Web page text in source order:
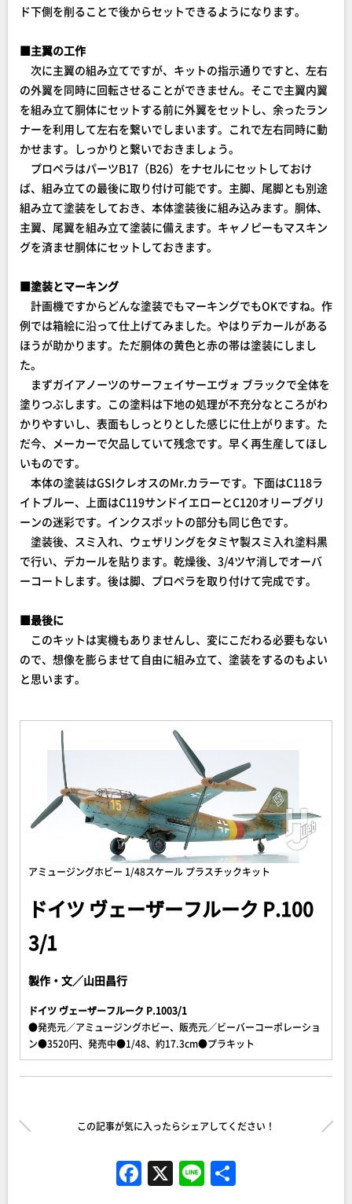
ド下側を削ることで後からセットできるようになります。
■主翼の工作
次に主翼の組み立てですが、キットの指示通りですと、左右
の外翼を同時に回転させることができません。そこで主翼内翼
を組み立て胴体にセットする前に外翼をセットし、余ったラン
ナーを利用して左右を繋いでしまいます。これで左右同時に動
かせます。しっかりと繋いでおきましょう。
プロペラはパーツB17（B26）をナセルにセットしておけ
ば、組み立ての最後に取り付け可能です。主脚、尾脚とも別途
組み立て塗装をしておき、本体塗装後に組み込みます。胴体、
主翼、尾翼を組み立て塗装に備えます。キャノピーもマスキン
グを済ませ胴体にセットしておきます。
■塗装とマーキング
計画機ですからどんな塗装でもマーキングでもOKですね。作
例では箱絵に沿って仕上げてみました。やはりデカールがある
ほうが助かります。ただ胴体の黄色と赤の帯は塗装にしまし
た。
まずガイアノーツのサーフェイサーエヴォ ブラックで全体を
塗りつぶします。この塗料は下地の処理が不充分なところがわ
かりやすいし、表面もしっとりとした感じに仕上がります。た
だ今、メーカーで欠品していて残念です。早く再生産してほし
いものです。
本体の塗装はGSIクレオスのMr.カラーです。下面はC118ラ
イトブルー、上面はC119サンドイエローとC120オリーブグリ
ーンの迷彩です。インクスポットの部分も同じ色です。
塗装後、スミ入れ、ウェザリングをタミヤ製スミ入れ塗料黒
で行い、デカールを貼ります。乾燥後、3/4ツヤ消しでオーバ
ーコートします。後は脚、プロペラを取り付けて完成です。
■最後に
このキットは実機もありませんし、変にこだわる必要もない
ので、想像を膨らませて自由に組み立て、塗装をするのもよい
と思います。
アミュージングホビー 1/48スケール プラスチックキット
ドイツ ヴェーザーフルーク P.100
3/1
製作・文／山田昌行
ドイツ ヴェーザーフルーク P.1003/1
●発売元／アミュージングホビー、販売元／ビーバーコーポレーショ
ン●3520円、発売中●1/48、約17.3cm●プラキット
この記事が気に入ったらシェアしてください！
F X Li